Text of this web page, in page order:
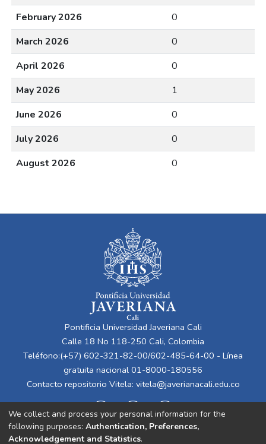
February 2026
0
March 2026
0
April 2026
0
May 2026
1
June 2026
0
July 2026
0
August 2026
0
Pontificia Universidad Javeriana Cali
Calle 18 No 118-250 Cali, Colombia
Teléfono:(+57) 602-321-82-00/602-485-64-00 - Línea
gratuita nacional 01-8000-180556
Contacto repositorio Vitela: vitela@javerianacali.edu.co
We collect and process your personal information for the
following purposes: Authentication, Preferences,
Acknowledgement and Statistics.